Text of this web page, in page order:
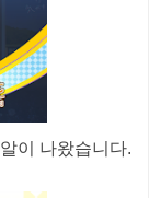
이 나왔습니다.